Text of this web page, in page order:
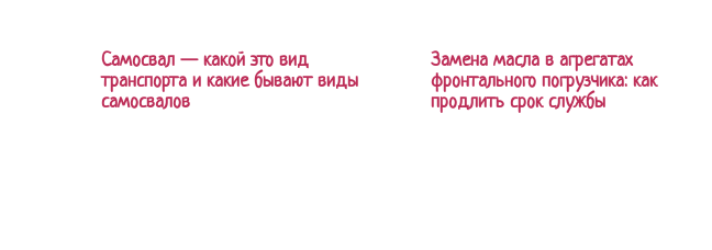
Самосвал — какой это вид
транспорта и какие бывают виды
самосвалов
Замена масла в агрегатах
фронтального погрузчика: как
продлить срок службы